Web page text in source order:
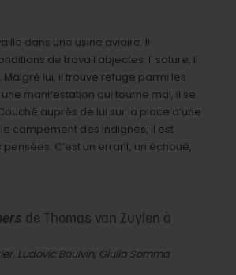
dans une usine aviaire. Il
de travail abjectes. Il sature, il
lui, il trouve refuge parmi les
manifestation qui tourne mal, il se
auprès de lui sur la place d’une
e campement des Indignés, il est
C’est un errant, un échoué,
de Thomas van Zuylen à
Ludovic Boulvin, Giulia Somma